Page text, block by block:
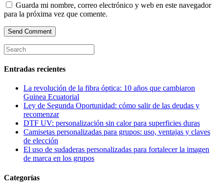
Guarda mi nombre, correo electrónico y web en este navegador
para la próxima vez que comente.
Entradas recientes
La revolución de la fibra óptica: 10 años que cambiaron
Guinea Ecuatorial
Ley de Segunda Oportunidad: cómo salir de las deudas y
recomenzar
DTF UV: personalización sin calor para superficies duras
Camisetas personalizadas para grupos: uso, ventajas y claves
de elección
El uso de sudaderas personalizadas para fortalecer la imagen
de marca en los grupos
Categorías